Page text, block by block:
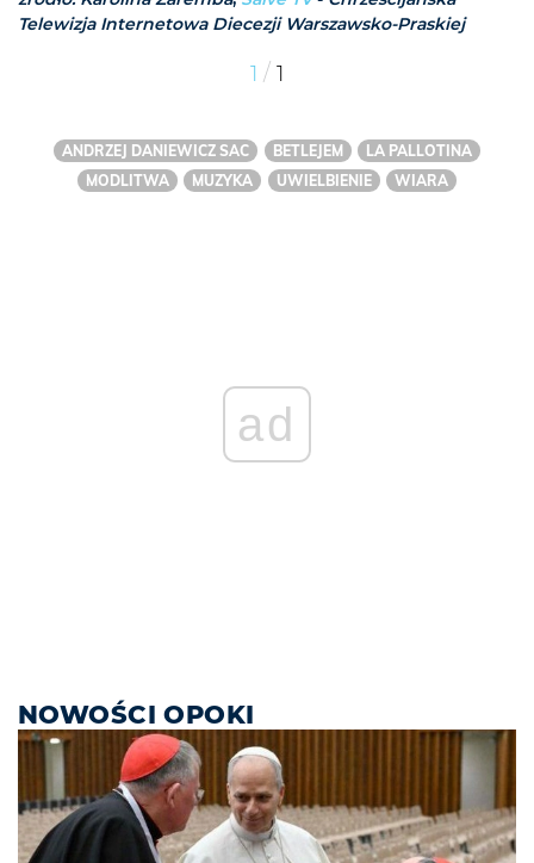
Telewizja Internetowa Diecezji Warszawsko-Praskiej
1 / 1
ANDRZEJ DANIEWICZ SAC BETLEJEM
LA PALLOTINA
MODLITWA
MUZYKA UWIELBIENIE WIARA
ad
NOWOŚCI OPOKI